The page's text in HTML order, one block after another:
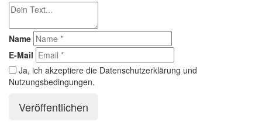
Name
E-Mail
Ja, ich akzeptiere die Datenschutzerklärung und
Nutzungsbedingungen.